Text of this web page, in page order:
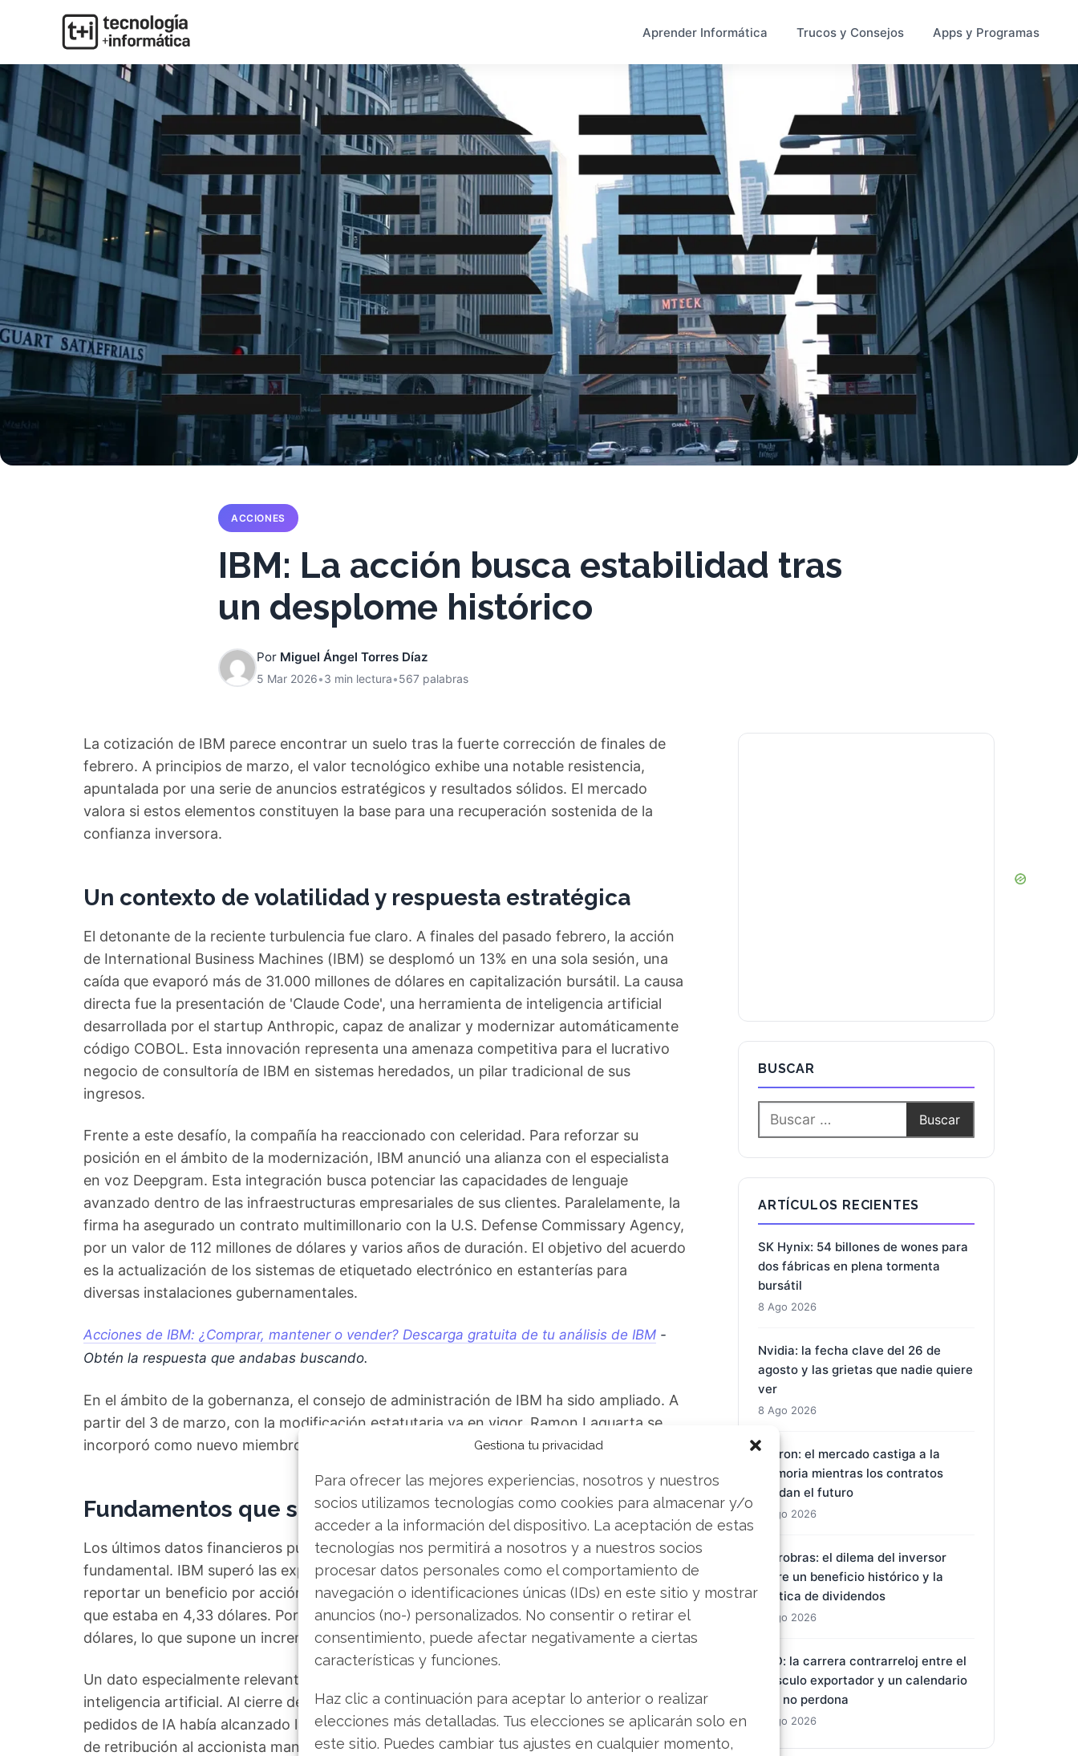
Gestiona tu privacidad
Para ofrecer las mejores experiencias, nosotros y nuestros
socios utilizamos tecnologías como cookies para almacenar y/o
acceder a la información del dispositivo. La aceptación de estas
tecnologías nos permitirá a nosotros y a nuestros socios
procesar datos personales como el comportamiento de
navegación o identificaciones únicas (IDs) en este sitio y mostrar
anuncios (no-) personalizados. No consentir o retirar el
consentimiento, puede afectar negativamente a ciertas
características y funciones.
Haz clic a continuación para aceptar lo anterior o realizar
elecciones más detalladas. Tus elecciones se aplicarán solo en
este sitio. Puedes cambiar tus ajustes en cualquier momento,
Aprender Informática Trucos y Consejos Apps y Programas
ACCIONES
IBM: La acción busca estabilidad tras
un desplome histórico
Por Miguel Ángel Torres Díaz
5 Mar 2026•3 min lectura•567 palabras
La cotización de IBM parece encontrar un suelo tras la fuerte corrección de finales de
febrero. A principios de marzo, el valor tecnológico exhibe una notable resistencia,
apuntalada por una serie de anuncios estratégicos y resultados sólidos. El mercado
valora si estos elementos constituyen la base para una recuperación sostenida de la
confianza inversora.
Un contexto de volatilidad y respuesta estratégica
El detonante de la reciente turbulencia fue claro. A finales del pasado febrero, la acción
de International Business Machines (IBM) se desplomó un 13% en una sola sesión, una
caída que evaporó más de 31.000 millones de dólares en capitalización bursátil. La causa
directa fue la presentación de 'Claude Code', una herramienta de inteligencia artificial
desarrollada por el startup Anthropic, capaz de analizar y modernizar automáticamente
código COBOL. Esta innovación representa una amenaza competitiva para el lucrativo
negocio de consultoría de IBM en sistemas heredados, un pilar tradicional de sus
ingresos.
Frente a este desafío, la compañía ha reaccionado con celeridad. Para reforzar su
posición en el ámbito de la modernización, IBM anunció una alianza con el especialista
en voz Deepgram. Esta integración busca potenciar las capacidades de lenguaje
avanzado dentro de las infraestructuras empresariales de sus clientes. Paralelamente, la
firma ha asegurado un contrato multimillonario con la U.S. Defense Commissary Agency,
por un valor de 112 millones de dólares y varios años de duración. El objetivo del acuerdo
es la actualización de los sistemas de etiquetado electrónico en estanterías para
diversas instalaciones gubernamentales.
Acciones de IBM: ¿Comprar, mantener o vender? Descarga gratuita de tu análisis de IBM -
Obtén la respuesta que andabas buscando.
En el ámbito de la gobernanza, el consejo de administración de IBM ha sido ampliado. A
partir del 3 de marzo, con la modificación estatutaria ya en vigor, Ramon Laguarta se
incorporó como nuevo miembro, elevando el total del órgano a catorce integrantes.
Fundamentos que sostienen la recuperación
Los últimos datos financieros publicados por la empresa ofrecen un soporte
fundamental. IBM superó las expectativas del mercado en su último trimestre, al
reportar un beneficio por acción de 4,52 dólares, por encima del consenso de analistas
que estaba en 4,33 dólares. Por su parte, los ingresos ascendieron a 19.690 millones de
dólares, lo que supone un incremento interanual del 12,2%.
Un dato especialmente relevante es el volumen de negocio en el ámbito de la
inteligencia artificial. Al cierre del tercer trimestre del ejercicio 2025, el backlog de
pedidos de IA había alcanzado la cifra de 9.500 millones de dólares. Además, la política
de retribución al accionista mantiene su atractivo, con el pago de un dividendo trimestral
BUSCAR
ARTÍCULOS RECIENTES
SK Hynix: 54 billones de wones para
dos fábricas en plena tormenta
bursátil
8 Ago 2026
Nvidia: la fecha clave del 26 de
agosto y las grietas que nadie quiere
ver
8 Ago 2026
Micron: el mercado castiga a la
memoria mientras los contratos
blindan el futuro
8 Ago 2026
Petrobras: el dilema del inversor
entre un beneficio histórico y la
política de dividendos
8 Ago 2026
BYD: la carrera contrarreloj entre el
músculo exportador y un calendario
que no perdona
8 Ago 2026